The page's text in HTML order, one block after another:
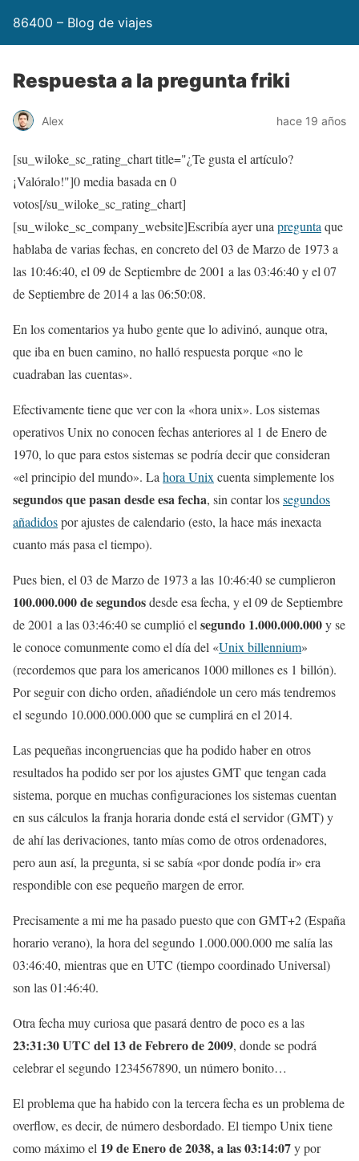
86400 – Blog de viajes
Respuesta a la pregunta friki
Alex hace 19 años
[su_wiloke_sc_rating_chart title="¿Te gusta el artículo?
¡Valóralo!"]0media basada en 0
votos[/su_wiloke_sc_rating_chart]
[su_wiloke_sc_company_website]Escribía ayer una pregunta que
hablaba de varias fechas, en concreto del 03 de Marzo de 1973 a
las 10:46:40, el 09 de Septiembre de 2001 a las 03:46:40 y el 07
de Septiembre de 2014 a las 06:50:08.
En los comentarios ya hubo gente que lo adivinó, aunque otra,
que iba en buen camino, no halló respuesta porque «no le
cuadraban las cuentas».
Efectivamente tiene que ver con la «hora unix». Los sistemas
operativos Unix no conocen fechas anteriores al 1 de Enero de
1970, lo que para estos sistemas se podría decir que consideran
«el principio del mundo». La hora Unix cuenta simplemente los
segundos que pasan desde esa fecha, sin contar lossegundos
añadidospor ajustes de calendario (esto, la hace más inexacta
cuanto más pasa el tiempo).
Pues bien, el 03 de Marzo de 1973 a las 10:46:40 se cumplieron
100.000.000 de segundosdesde esa fecha, y el 09 de Septiembre
de 2001 a las 03:46:40 se cumplió el segundo 1.000.000.000y se
le conoce comunmente como el día del «Unix billennium»
(recordemos que para los americanos 1000 millones es 1 billón).
Por seguir con dicho orden, añadiéndole un cero más tendremos
el segundo 10.000.000.000 que se cumplirá en el 2014.
Las pequeñas incongruencias que ha podido haber en otros
resultados ha podido ser por los ajustes GMT que tengan cada
sistema, porque en muchas configuraciones los sistemas cuentan
en sus cálculos la franja horaria donde está el servidor (GMT) y
de ahí las derivaciones, tanto mías como de otros ordenadores,
pero aun así, la pregunta, si se sabía «por donde podía ir» era
respondible con ese pequeño margen de error.
Precisamente a mi me ha pasado puesto que con GMT+2 (España
horario verano), la hora del segundo 1.000.000.000 me salía las
03:46:40, mientras que en UTC (tiempo coordinado Universal)
son las 01:46:40.
Otra fecha muy curiosa que pasará dentro de poco es a las
23:31:30 UTC del 13 de Febrero de 2009, donde se podrá
celebrar el segundo 1234567890, un número bonito…
El problema que ha habido con la tercera fecha es un problema de
overflow, es decir, de número desbordado. El tiempo Unix tiene
como máximo el 19 de Enero de 2038, a las 03:14:07y por